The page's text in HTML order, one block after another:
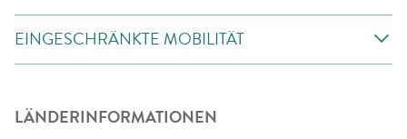
EINGESCHRÄNKTE MOBILITÄT
LÄNDERINFORMATIONEN